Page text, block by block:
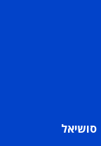
סושיאל